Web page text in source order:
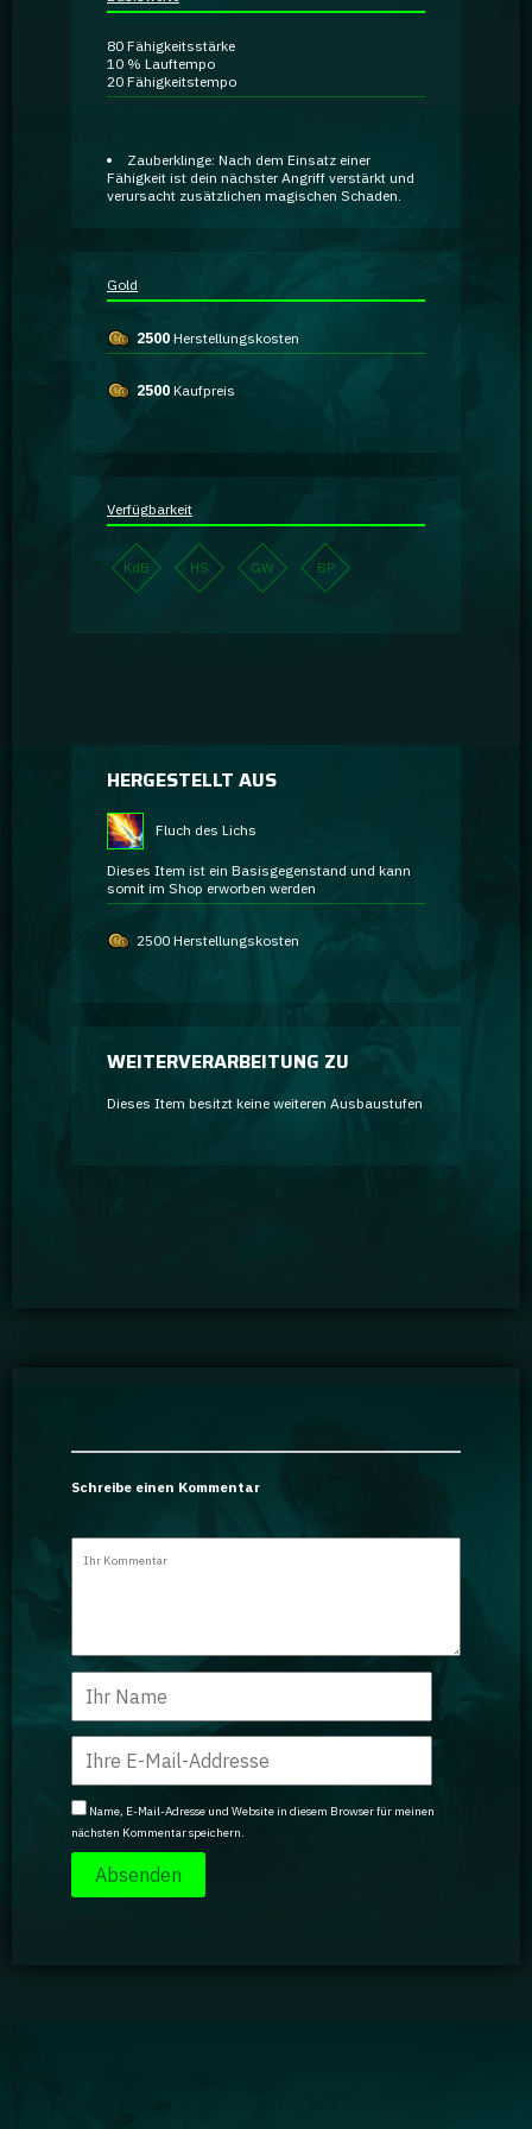
GA Coachie Chat
80 Fähigkeitsstärke
10 % Lauftempo
20 Fähigkeitstempo
Zauberklinge: Nach dem Einsatz einer
Fähigkeit ist dein nächster Angriff verstärkt und
verursacht zusätzlichen magischen Schaden.
Gold
2500 Herstellungskosten
2500 Kaufpreis
Verfügbarkeit
KdB HS GW BP
HERGESTELLT AUS
Fluch des Lichs
Dieses Item ist ein Basisgegenstand und kann
somit im Shop erworben werden
2500 Herstellungskosten
WEITERVERARBEITUNG ZU
Dieses Item besitzt keine weiteren Ausbaustufen
Schreibe einen Kommentar
Name, E-Mail-Adresse und Website in diesem Browser für meinen
nächsten Kommentar speichern.